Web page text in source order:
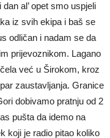
al’ opet smo uspjeli
iz svih ekipa i baš se
odličan i nadam se da
prijevoznikom. Lagano
već u Širokom, kroz
zaustavljanja. Granice
dobivamo pratnju od 2
pušta da idemo na
koji je radio pitao koliko